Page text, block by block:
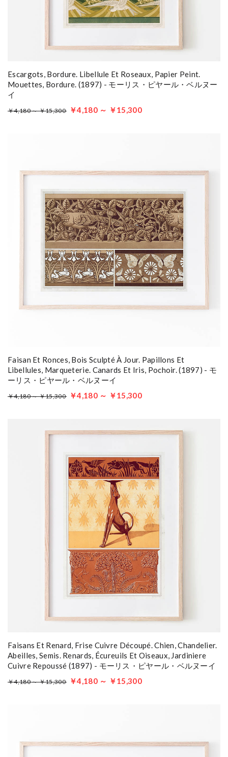
Escargots, Bordure. Libellule Et Roseaux, Papier Peint.
Mouettes, Bordure. (1897) - モーリス・ピヤール・ベルヌー
イ
￥4,180 ～ ￥15,300 ￥4,180 ～ ￥15,300
Faisan Et Ronces, Bois Sculpté À Jour. Papillons Et
Libellules, Marqueterie. Canards Et Iris, Pochoir. (1897) - モ
ーリス・ピヤール・ベルヌーイ
￥4,180 ～ ￥15,300 ￥4,180 ～ ￥15,300
Faisans Et Renard, Frise Cuivre Découpé. Chien, Chandelier.
Abeilles, Semis. Renards, Écureuils Et Oiseaux, Jardiniere
Cuivre Repoussé (1897) - モーリス・ピヤール・ベルヌーイ
￥4,180 ～ ￥15,300 ￥4,180 ～ ￥15,300